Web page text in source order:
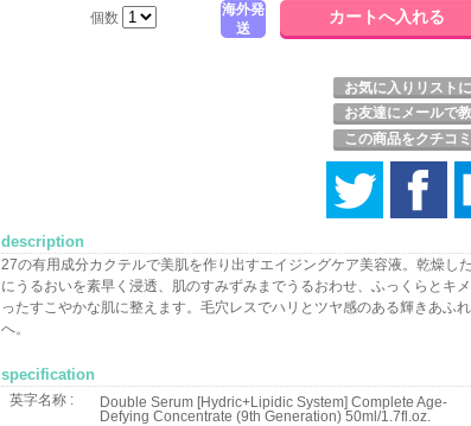
個数
海外発
送
お気に入りリスト
お友達にメールで
この商品をクチコ
description
27の有用成分カクテルで美肌を作り出すエイジングケア美容液。乾燥し
にうるおいを素早く浸透、肌のすみずみまでうるおわせ、ふっくらとキ
ったすこやかな肌に整えます。毛穴レスでハリとツヤ感のある輝きあふ
へ。
specification
英字名称 :
Double Serum [Hydric+Lipidic System] Complete Age-
Defying Concentrate (9th Generation) 50ml/1.7fl.oz.